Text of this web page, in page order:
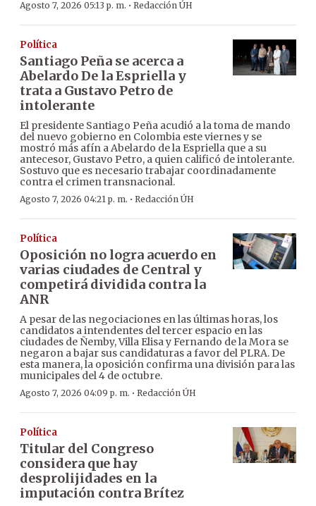
Agosto 7, 2026 05:13 p. m. · Redacción ÚH
Política
Santiago Peña se acerca a
Abelardo De la Espriella y
trata a Gustavo Petro de
intolerante
El presidente Santiago Peña acudió a la toma de mando
del nuevo gobierno en Colombia este viernes y se
mostró más afín a Abelardo de la Espriella que a su
antecesor, Gustavo Petro, a quien calificó de intolerante.
Sostuvo que es necesario trabajar coordinadamente
contra el crimen transnacional.
Agosto 7, 2026 04:21 p. m. · Redacción ÚH
Política
Oposición no logra acuerdo en
varias ciudades de Central y
competirá dividida contra la
ANR
A pesar de las negociaciones en las últimas horas, los
candidatos a intendentes del tercer espacio en las
ciudades de Ñemby, Villa Elisa y Fernando de la Mora se
negaron a bajar sus candidaturas a favor del PLRA. De
esta manera, la oposición confirma una división para las
municipales del 4 de octubre.
Agosto 7, 2026 04:09 p. m. · Redacción ÚH
Política
Titular del Congreso
considera que hay
desprolijidades en la
imputación contra Brítez